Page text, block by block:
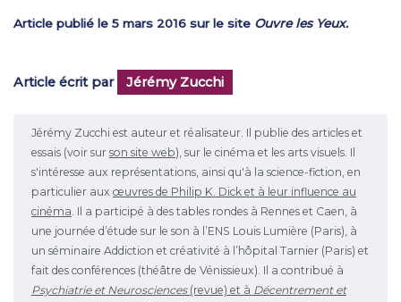
Article publié le 5 mars 2016 sur le site Ouvre les Yeux.
Article écrit par Jérémy Zucchi
Jérémy Zucchi est auteur et réalisateur. Il publie des articles et
essais (voir sur son site web), sur le cinéma et les arts visuels. Il
s'intéresse aux représentations, ainsi qu'à la science-fiction, en
particulier aux œuvres de Philip K. Dick et à leur influence au
cinéma. Il a participé à des tables rondes à Rennes et Caen, à
une journée d’étude sur le son à l’ENS Louis Lumière (Paris), à
un séminaire Addiction et créativité à l’hôpital Tarnier (Paris) et
fait des conférences (théâtre de Vénissieux). Il a contribué à
Psychiatrie et Neurosciences(revue) et à Décentrement et